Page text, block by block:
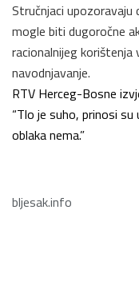
Stručnjaci upozoravaju
mogle biti dugoročne
racionalnijeg korištenja
navodnjavanje.
RTV Herceg-Bosne
“Tlo je suho, prinosi
oblaka nema.”
bljesak.info